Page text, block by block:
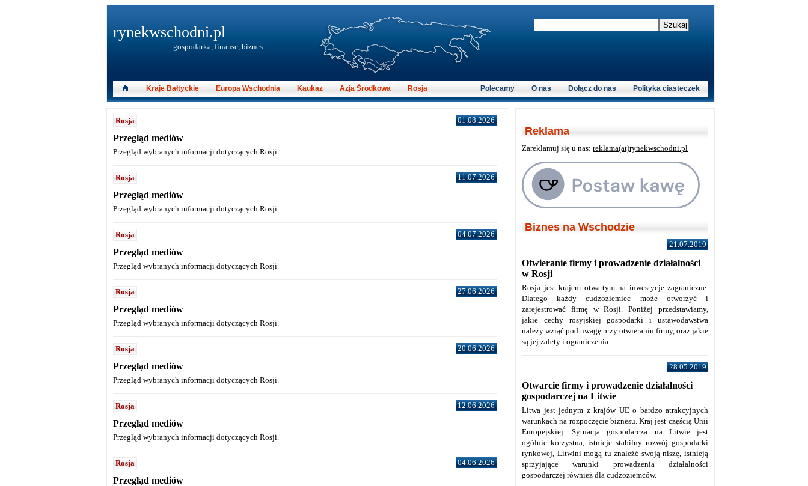
Rosja 01.08.2026
Przegląd mediów
Przegląd wybranych informacji dotyczących Rosji.
Rosja 11.07.2026
Przegląd mediów
Przegląd wybranych informacji dotyczących Rosji.
Rosja 04.07.2026
Przegląd mediów
Przegląd wybranych informacji dotyczących Rosji.
Rosja 27.06.2026
Przegląd mediów
Przegląd wybranych informacji dotyczących Rosji.
Rosja 20.06.2026
Przegląd mediów
Przegląd wybranych informacji dotyczących Rosji.
Rosja 12.06.2026
Przegląd mediów
Przegląd wybranych informacji dotyczących Rosji.
Rosja 04.06.2026
Przegląd mediów
rynekwschodni.pl
gospodarka, finanse, biznes
Kraje Bałtyckie Europa Wschodnia Kaukaz Azja Środkowa Rosja Polityka ciasteczek
Dołącz do nas
O nas
Polecamy
Reklama
Zareklamuj się u nas: reklama(at)rynekwschodni.pl
Biznes na Wschodzie
21.07.2019
Otwieranie firmy i prowadzenie działalności
w Rosji
Rosja jest krajem otwartym na inwestycje zagraniczne.
Dlatego każdy cudzoziemiec może otworzyć i
zarejestrować firmę w Rosji. Poniżej przedstawiamy,
jakie cechy rosyjskiej gospodarki i ustawodawstwa
należy wziąć pod uwagę przy otwieraniu firmy, oraz jakie
są jej zalety i ograniczenia.
28.05.2019
Otwarcie firmy i prowadzenie działalności
gospodarczej na Litwie
Litwa jest jednym z krajów UE o bardzo atrakcyjnych
warunkach na rozpoczęcie biznesu. Kraj jest częścią Unii
Europejskiej. Sytuacja gospodarcza na Litwie jest
ogólnie korzystna, istnieje stabilny rozwój gospodarki
rynkowej, Litwini mogą tu znaleźć swoją niszę, istnieją
sprzyjające warunki prowadzenia działalności
gospodarczej również dla cudzoziemców.